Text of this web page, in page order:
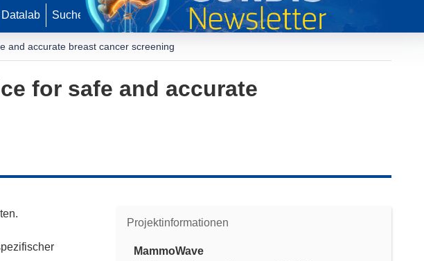
Datalab Suche
and accurate breast cancer screening
for safe and accurate
Projektinformationen
MammoWave